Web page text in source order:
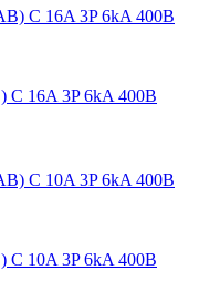
C 16A 3P 6kA 400В
C 10A 3P 6kA 400В